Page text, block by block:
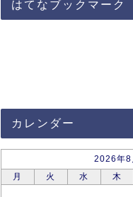
はてなブックマーク
カレンダー
2026年8
月
火 水 木